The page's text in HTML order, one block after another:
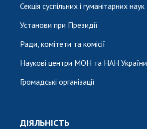
Секція суспільних і гуманітарних наук
Установи при Президії
Ради, комітети та комісії
Наукові центри МОН та НАН України
Громадські організації
ДІЯЛЬНІСТЬ